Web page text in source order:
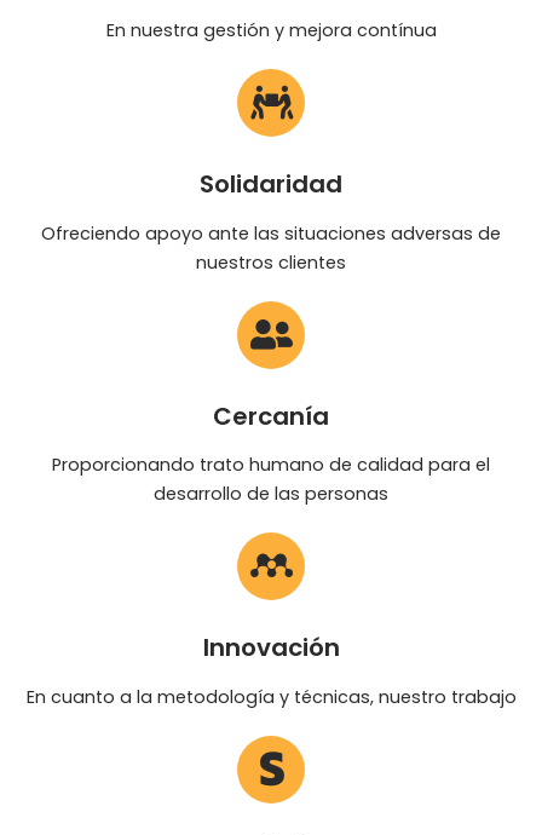
MUJERES Y ADICCIONES
MENORES Y PROBLEMAS DE CONDUCTA
En nuestra gestión y mejora contínua
Solidaridad
Ofreciendo apoyo ante las situaciones adversas de
nuestros clientes
Cercanía
Proporcionando trato humano de calidad para el
desarrollo de las personas
Innovación
En cuanto a la metodología y técnicas, nuestro trabajo